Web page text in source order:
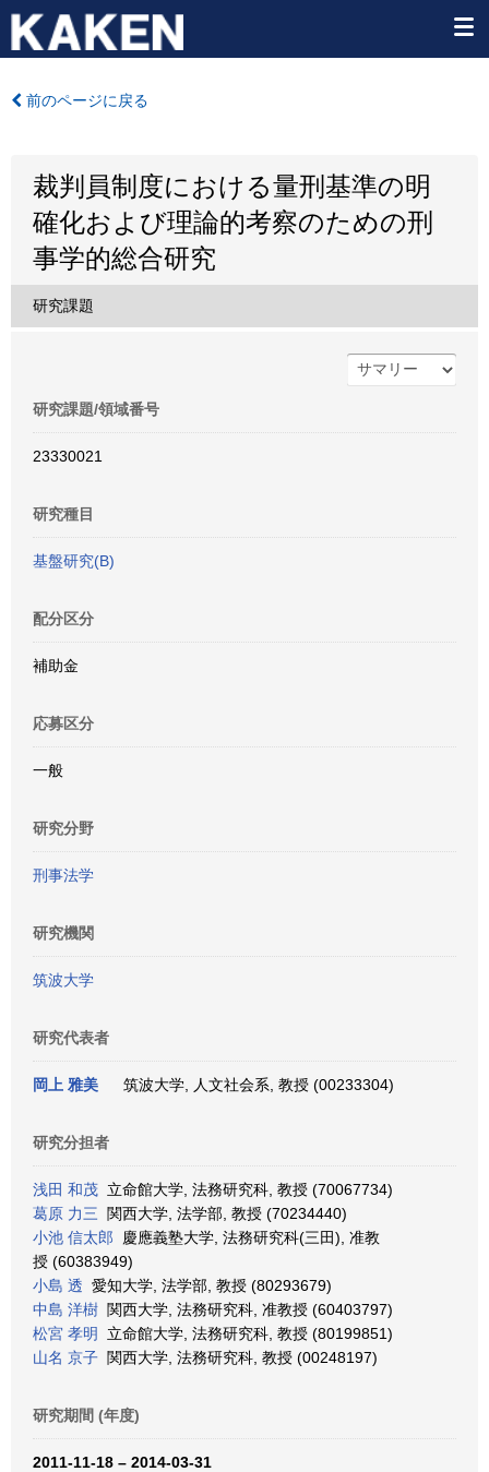
前のページに戻る
裁判員制度における量刑基準の明
確化および理論的考察のための刑
事学的総合研究
研究課題
研究課題/領域番号
23330021
研究種目
基盤研究(B)
配分区分
補助金
応募区分
一般
研究分野
刑事法学
研究機関
筑波大学
研究代表者
岡上 雅美 筑波大学, 人文社会系, 教授 (00233304)
研究分担者
浅田 和茂 立命館大学, 法務研究科, 教授 (70067734)
葛原 力三 関西大学, 法学部, 教授 (70234440)
小池 信太郎 慶應義塾大学, 法務研究科(三田), 准教
授 (60383949)
小島 透 愛知大学, 法学部, 教授 (80293679)
中島 洋樹 関西大学, 法務研究科, 准教授 (60403797)
松宮 孝明
立命館大学, 法務研究科, 教授 (80199851)
山名 京子 関西大学, 法務研究科, 教授 (00248197)
研究期間 (年度)
2011-11-18 – 2014-03-31